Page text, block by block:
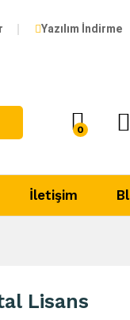
Yazılım İndirme
0
İletişim
Lisans